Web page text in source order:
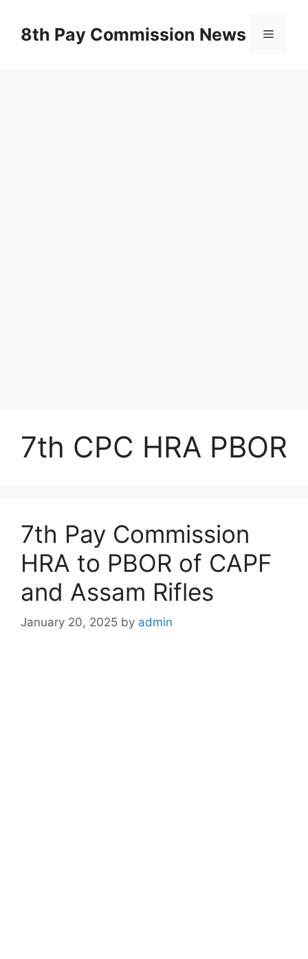
content8th Pay Commission News Menu
7th CPC HRA PBOR
7th Pay Commission
HRA to PBOR of CAPF
and Assam Rifles
January 20, 2025 by admin